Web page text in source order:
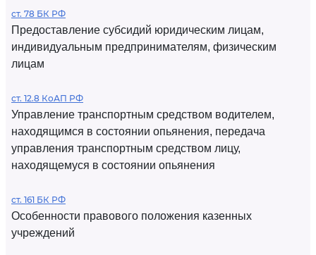
ст. 78 БК РФ
Предоставление субсидий юридическим лицам,
индивидуальным предпринимателям, физическим
лицам
ст. 12.8 КоАП РФ
Управление транспортным средством водителем,
находящимся в состоянии опьянения, передача
управления транспортным средством лицу,
находящемуся в состоянии опьянения
ст. 161 БК РФ
Особенности правового положения казенных
учреждений